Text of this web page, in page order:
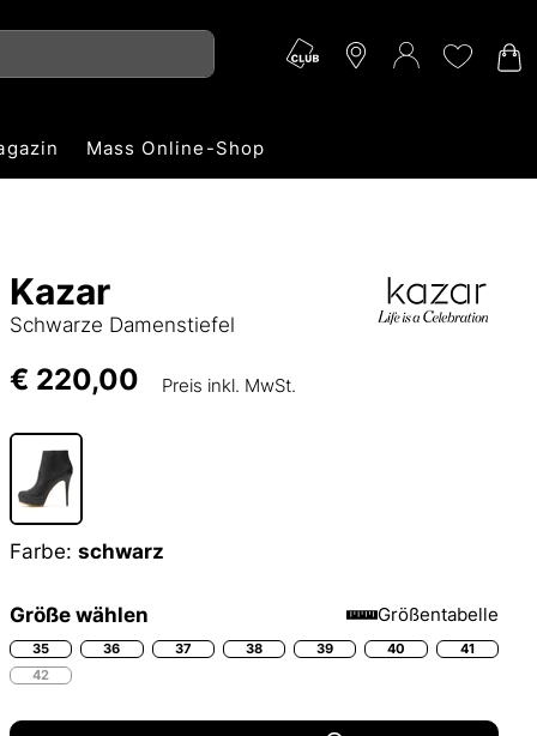
Mass Online-Shop
Kazar
Schwarze Damenstiefel
€ 220,00 Preis inkl. MwSt.
Farbe: schwarz
Größe wählen Größentabelle
35 36 37 38 39 40
41
42